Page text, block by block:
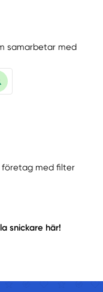
samarbetar med
företag med filter
snickare här!